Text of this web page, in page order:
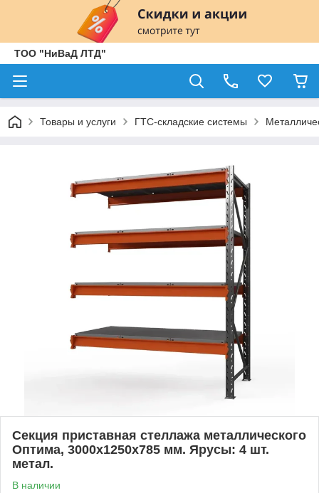
ТОО "НиВаД ЛТД"
Товары и услуги ГТС-складские системы
Секция приставная стеллажа металлического
Оптима, 3000x1250x785 мм. Ярусы: 4 шт.
метал.
В наличии